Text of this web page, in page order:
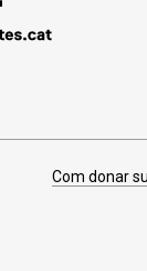
Com donar